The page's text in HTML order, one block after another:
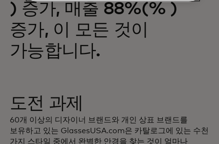
) 증가, 매출 88%(% )
증가, 이 모든 것이
가능합니다.
도전 과제
60개 이상의 디자이너 브랜드와 개인 상표 브랜드를
보유하고 있는 GlassesUSA.com은 카탈로그에 있는 수천
가지 스타일 중에서 완벽한 안경을 찾는 것이 얼마나